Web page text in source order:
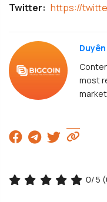
Twitter: https://
most
market
0/ 5 (